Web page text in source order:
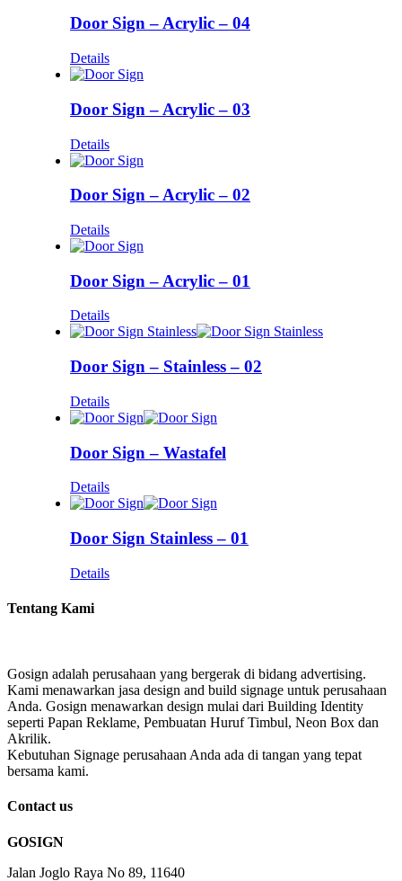
Door Sign – Acrylic – 04
Details
Door Sign – Acrylic – 03
Details
Door Sign – Acrylic – 02
Details
Door Sign – Acrylic – 01
Details
Door Sign – Stainless – 02
Details
Door Sign – Wastafel
Details
Door Sign Stainless – 01
Details
Tentang Kami
Gosign adalah perusahaan yang bergerak di bidang advertising.
Kami menawarkan jasa design and build signage untuk perusahaan
Anda. Gosign menawarkan design mulai dari Building Identity
seperti Papan Reklame, Pembuatan Huruf Timbul, Neon Box dan
Akrilik.
Kebutuhan Signage perusahaan Anda ada di tangan yang tepat
bersama kami.
Contact us
GOSIGN
Jalan Joglo Raya No 89, 11640